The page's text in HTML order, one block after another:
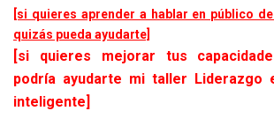
[si quieres aprender a hablar en público
quizás pueda ayudarte]
[si quieres mejorar tus
podría ayudarte mi taller Liderazgo
inteligente]